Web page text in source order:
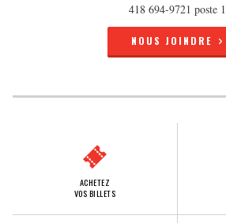
418 694-9721 poste 1
NOUS JOINDRE
ACHETEZ
VOS BILLETS